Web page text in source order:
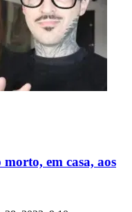
em casa, aos